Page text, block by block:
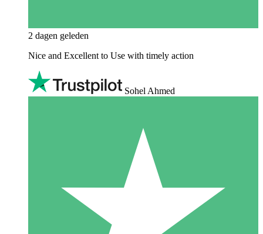
2 dagen geleden
Nice and Excellent to Use with timely action
Sohel Ahmed